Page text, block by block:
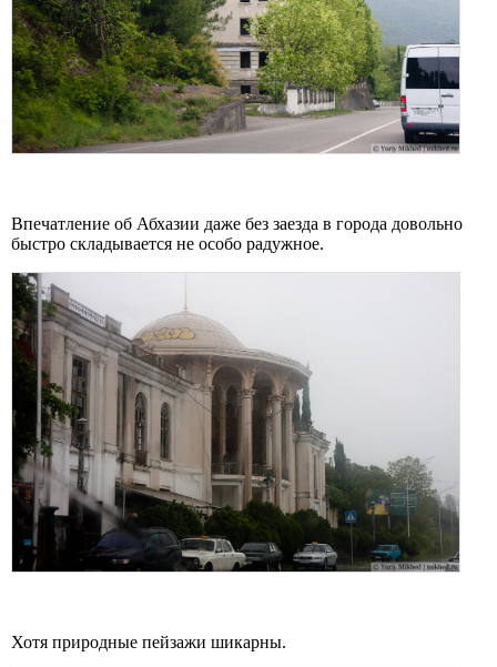
Впечатление об Абхазии даже без заезда в города довольно
быстро складывается не особо радужное.
Хотя природные пейзажи шикарны.